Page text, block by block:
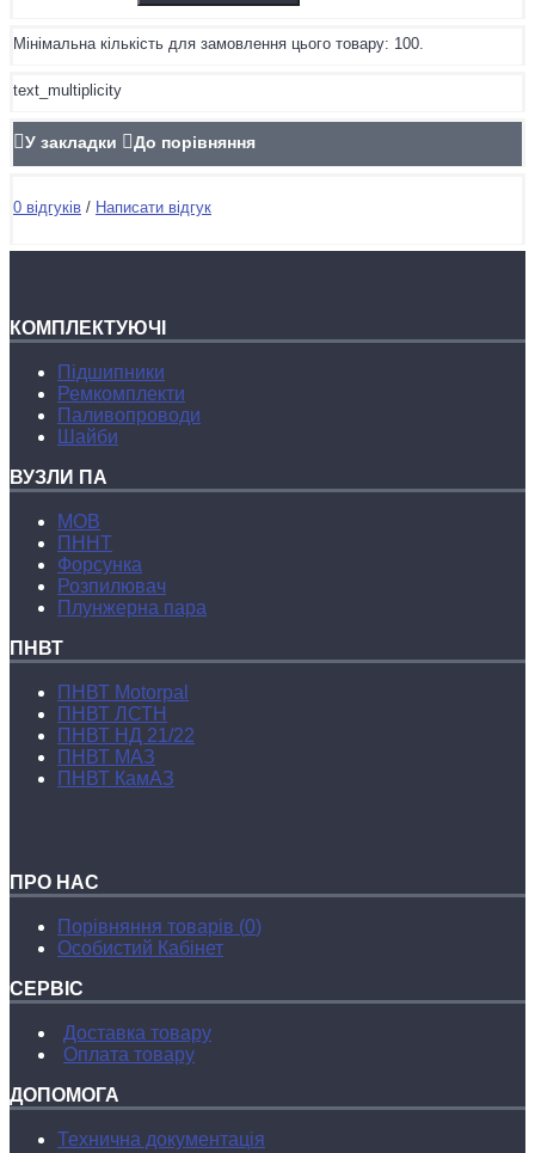
Мінімальна кількість для замовлення цього товару: 100.
text_multiplicity
У закладки До порівняння
0 відгуків / Написати відгук
КОМПЛЕКТУЮЧІ
Підшипники
Ремкомплекти
Паливопроводи
Шайби
ВУЗЛИ ПА
МОВ
ПННТ
Форсунка
Розпилювач
Плунжерна пара
ПНВТ
ПНВТ Motorpal
ПНВТ ЛСТН
ПНВТ НД 21/22
ПНВТ МАЗ
ПНВТ КамАЗ
ПРО НАС
Порівняння товарів (0)
Особистий Кабінет
СЕРВІС
Доставка товару
Оплата товару
ДОПОМОГА
Технична документацiя